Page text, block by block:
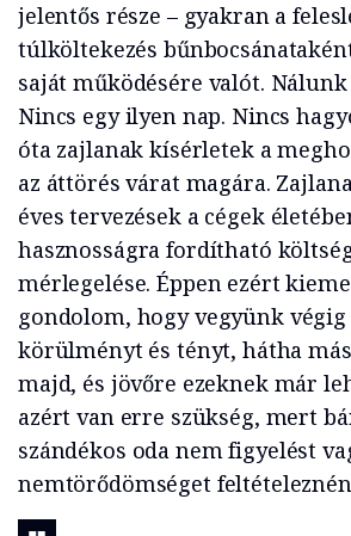
jelentős része – gyakran a
túlköltekezés
saját működésére valót.
Nincs egy ilyen nap. Nincs
óta zajlanak kísérletek a
az áttörés várat magára.
éves tervezések a cégek
hasznosságra fordítható
mérlegelése. Éppen ezért
gondolom, hogy vegyünk
körülményt és tényt, hátha
majd, és jövőre ezeknek már
azért van erre szükség, mert
szándékos oda nem figyelést
nemtörődömséget